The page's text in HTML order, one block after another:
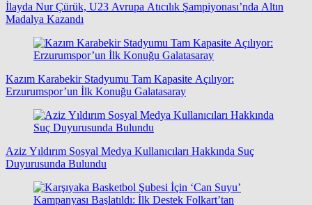
İlayda Nur Çürük, U23 Avrupa Atıcılık Şampiyonası’nda Altın
Madalya Kazandı
Kazım Karabekir Stadyumu Tam Kapasite Açılıyor:
Erzurumspor’un İlk Konuğu Galatasaray
Aziz Yıldırım Sosyal Medya Kullanıcıları Hakkında Suç
Duyurusunda Bulundu